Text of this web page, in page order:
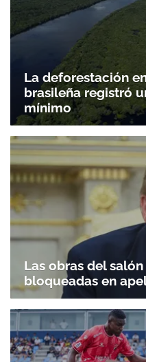
La deforestación
brasileña registró
mínimo
Las obras del
bloqueadas en